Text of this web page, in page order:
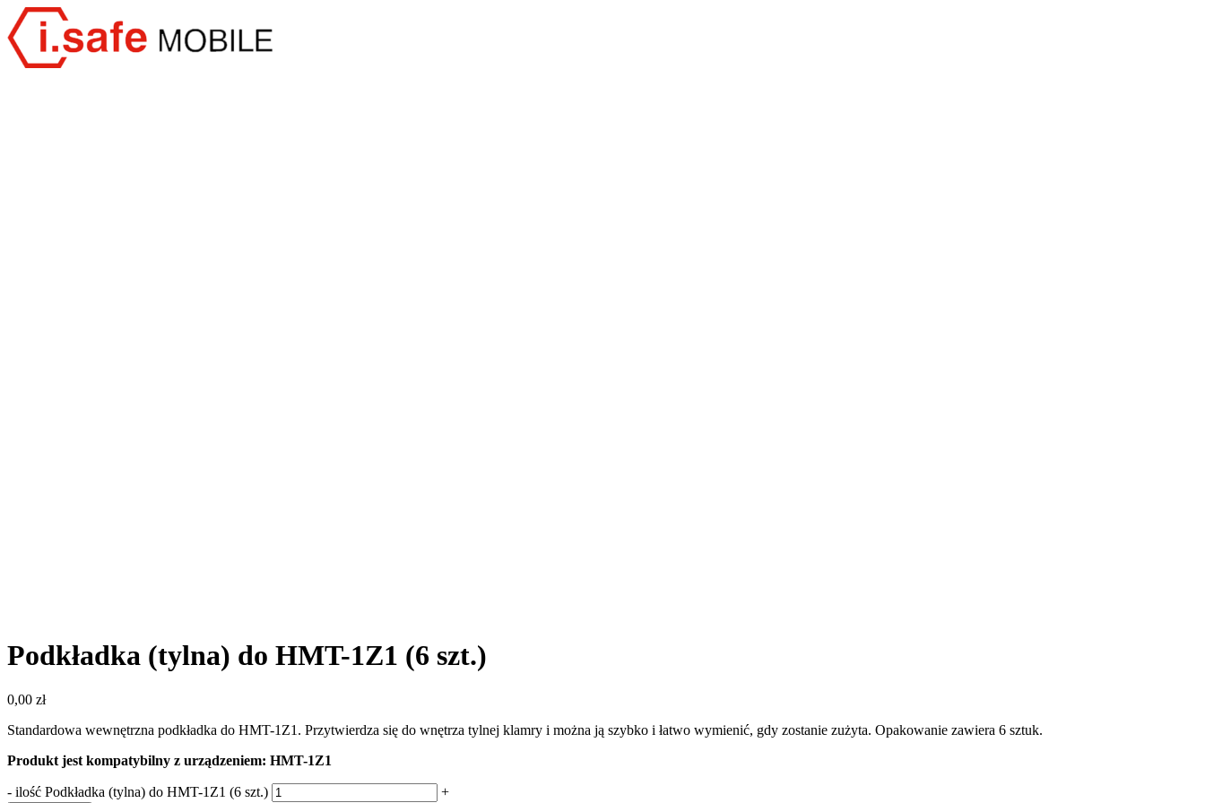
Podkładka (tylna) do HMT-1Z1 (6 szt.)
0,00 zł
Standardowa wewnętrzna podkładka do HMT-1Z1. Przytwierdza się do wnętrza tylnej klamry i można ją szybko i łatwo wymienić, gdy zostanie zużyta. Opakowanie zawiera 6 sztuk.
Produkt jest kompatybilny z urządzeniem: HMT-1Z1
- ilość Podkładka (tylna) do HMT-1Z1 (6 szt.) +